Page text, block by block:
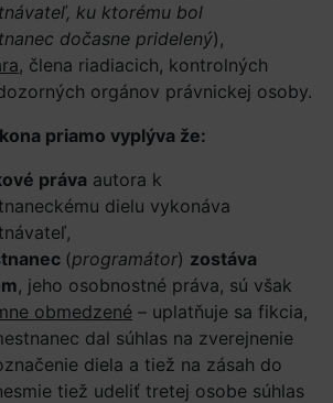
ku ktorému bol
dočasne pridelený),
člena riadiacich, kontrolných
orgánov právnickej osoby.
priamo vyplýva že:
práva autora k
dielu vykonáva
(programátor) zostáva
, jeho osobnostné práva, sú však
obmedzené – uplatňuje sa fikcia,
dal súhlas na zverejnenie
diela a tiež na zásah do
tiež udeliť tretej osobe súhlas